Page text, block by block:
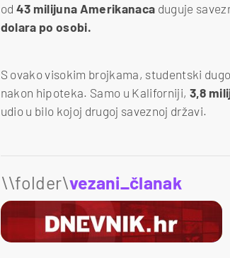
od 43 milijuna Amerikanaca duguje
dolara po osobi.
S ovako visokim brojkama, studentski
nakon hipoteka. Samo u Kaliforniji, 3,8
udio u bilo kojoj drugoj saveznoj državi.
\\folder\vezani_članak